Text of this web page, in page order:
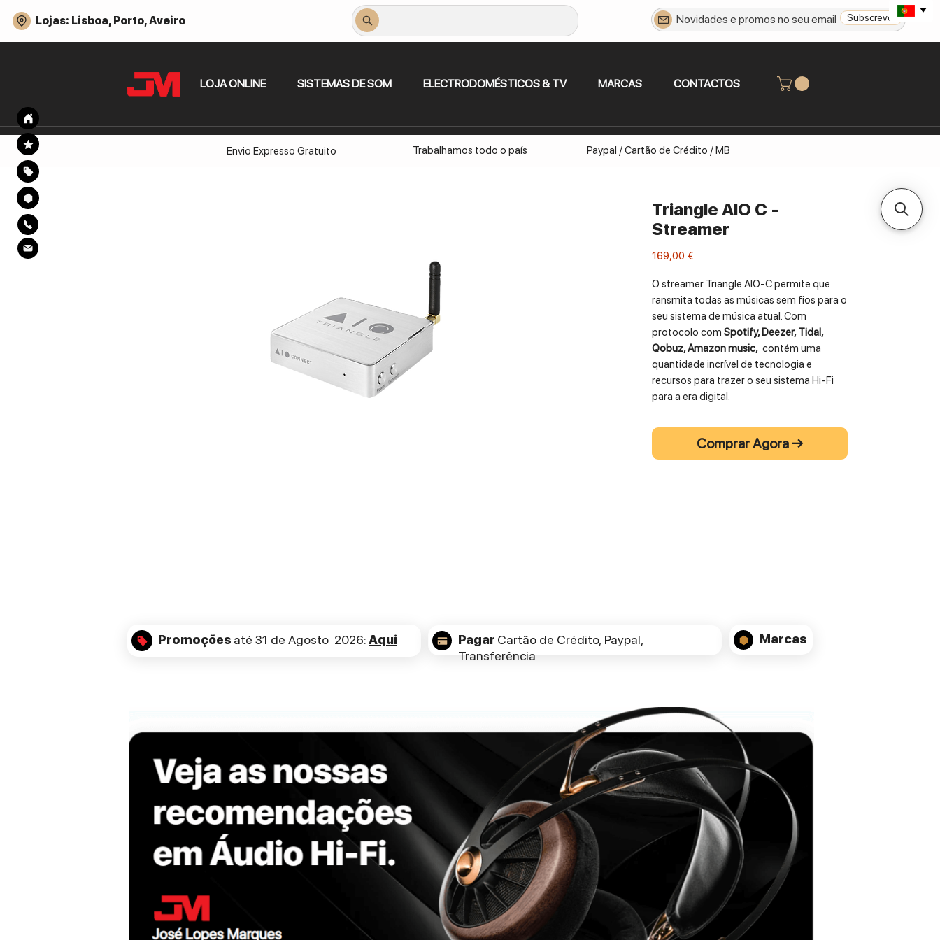
Subscrever
LOJA ONLINE SISTEMAS DE SOM ELECTRODOMÉSTICOS & TV MARCAS CONTACTOS
Lojas: Lisboa, Porto, Aveiro
Envio Expresso Gratuito Trabalhamos todo o país Paypal / Cartão de Crédito / MB
Triangle AIO C -
Streamer
169,00 €
O streamer Triangle AIO-C permite que
ransmita todas as músicas sem fios para o
seu sistema de música atual. Com
protocolo com Spotify, Deezer, Tidal,
Qobuz, Amazon music, contém uma
quantidade incrível de tecnologia e
recursos para trazer o seu sistema Hi-Fi
para a era digital.
Oferece todas as funcionalidades AIO,
podendo reproduzir toda a sua música,
seja dos maiores serviços de streaming
ouça também instantaneamente com a
coluna AIO3 na sua "cozinha", com até 12
amplificador, ou saída óptica para ligar a
um DAC externo.
• Rede sem fios IEEE 8.2.11b/g/n 2.4GHz;
• Porta de rede Ethernet 10/100M RJ45;
• Freq.resp. 20Hz - 20KHz;
• Alimentação 5V-1A transformador
fornecido;
• Formatos Audio MP3 - AAC+ALAC -
FLAC - AOE - WAV;
• Dimensões L80 x P80 x H20 mm;
•Peso 160g.
Comprar Agora →
Promoções até 31 de Agosto 2026:Aqui Pagar Cartão de Crédito, Paypal,
Transferência
Marcas